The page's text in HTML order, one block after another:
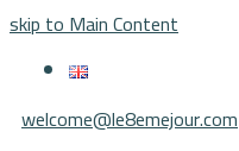
skip to Main Content
welcome@le8emejour.com